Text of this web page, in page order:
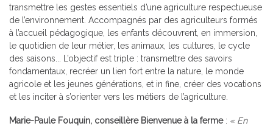
transmettre les gestes essentiels d’une agriculture respectueuse
de l’environnement. Accompagnés par des agriculteurs formés
à l’accueil pédagogique, les enfants découvrent, en immersion,
le quotidien de leur métier, les animaux, les cultures, le cycle
des saisons... L’objectif est triple : transmettre des savoirs
fondamentaux, recréer un lien fort entre la nature, le monde
agricole et les jeunes générations, et in fine, créer des vocations
et les inciter à s’orienter vers les métiers de l’agriculture.
Marie-Paule Fouquin, conseillère Bienvenue à la ferme: « En